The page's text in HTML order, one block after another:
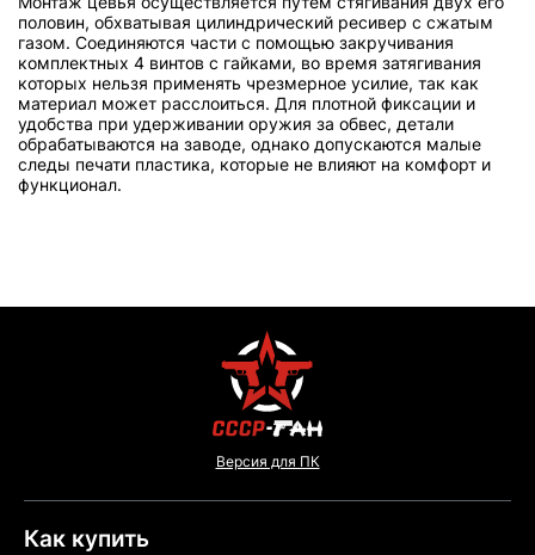
половин, обхватывая цилиндрический ресивер с сжатым
газом. Соединяются части с помощью закручивания
комплектных 4 винтов с гайками, во время затягивания
которых нельзя применять чрезмерное усилие, так как
материал может расслоиться. Для плотной фиксации и
удобства при удерживании оружия за обвес, детали
обрабатываются на заводе, однако допускаются малые
следы печати пластика, которые не влияют на комфорт и
функционал.
Версия для ПК
Как купить